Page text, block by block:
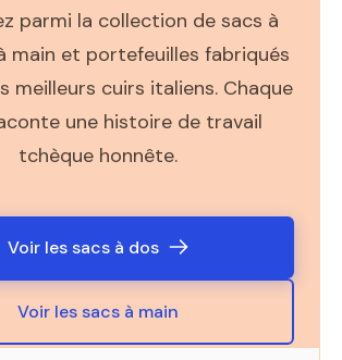
parmi la collection de sacs à
main et portefeuilles fabriqués
meilleurs cuirs italiens. Chaque
une histoire de travail
tchèque honnête.
Voir les sacs à dos
Voir les sacs à main